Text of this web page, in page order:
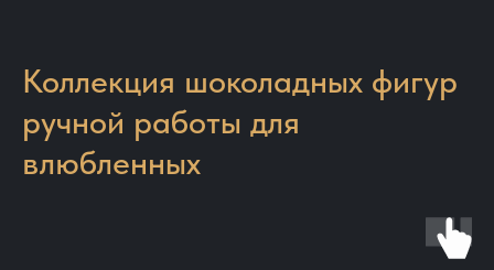
Коллекция шоколадных фигур
ручной работы для
влюбленных